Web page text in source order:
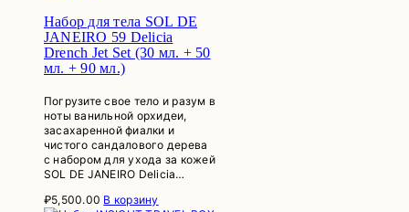
Набор для тела SOL DE
JANEIRO 59 Delicia
Drench Jet Set (30 мл. + 50
мл. + 90 мл.)
Погрузите свое тело и разум в
ноты ванильной орхидеи,
засахаренной фиалки и
чистого сандалового дерева
с набором для ухода за кожей
SOL DE JANEIRO Delicia…
₽5,500.00 В корзину